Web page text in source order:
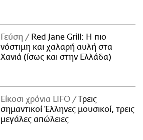
Γεύση
Red Jane Grill: Η πιο
νόστιμη και χαλαρή αυλή στα
Χανιά (ίσως και στην Ελλάδα)
Είκοσι χρόνια LIFO
Tρεις
σημαντικοί Έλληνες μουσικοί, τρεις
μεγάλες απώλειες